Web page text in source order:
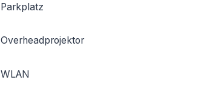
Parkplatz
Overheadprojektor
WLAN